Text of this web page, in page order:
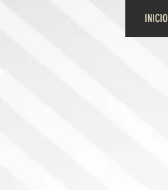
INICIO